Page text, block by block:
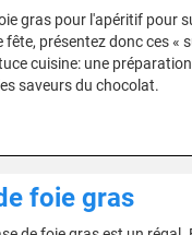
gras pour l'apéritif pour
fête, présentez donc ces «
cuisine: une
saveurs du chocolat.
foie gras